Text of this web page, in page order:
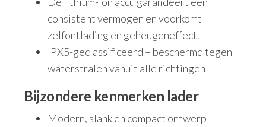
consistent vermogen en voorkomt
zelfontlading en geheugeneffect.
IPX5-geclassificeerd – beschermd tegen
waterstralen vanuit alle richtingen
Bijzondere kenmerken lader
Modern, slank en compact ontwerp